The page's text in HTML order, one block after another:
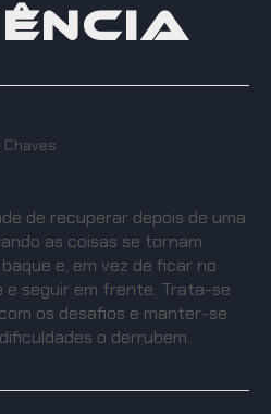
de recuperar depois de uma
as coisas se tornam
e, em vez de ficar no
seguir em frente. Trata-se
os desafios e manter-se
o derrubem.